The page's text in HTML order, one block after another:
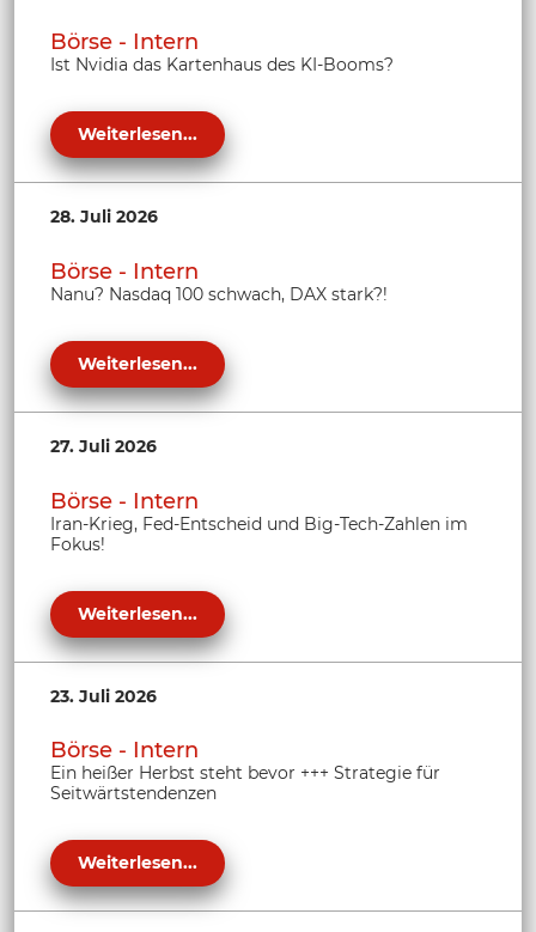
Börse - Intern
Ist Nvidia das Kartenhaus des KI-Booms?
Weiterlesen...
28. Juli 2026
Börse - Intern
Nanu? Nasdaq 100 schwach, DAX stark?!
Weiterlesen...
27. Juli 2026
Börse - Intern
Iran-Krieg, Fed-Entscheid und Big-Tech-Zahlen im
Fokus!
Weiterlesen...
23. Juli 2026
Börse - Intern
Ein heißer Herbst steht bevor +++ Strategie für
Seitwärtstendenzen
Weiterlesen...